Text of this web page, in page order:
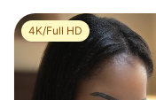
4K/Full HD